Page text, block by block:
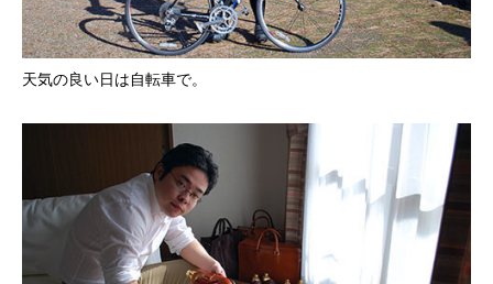
天気の良い日は自転車で。